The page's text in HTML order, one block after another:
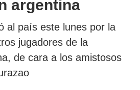
argentina
al país este lunes por la
jugadores de la
de cara a los amistosos